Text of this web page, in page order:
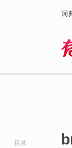
词
目录